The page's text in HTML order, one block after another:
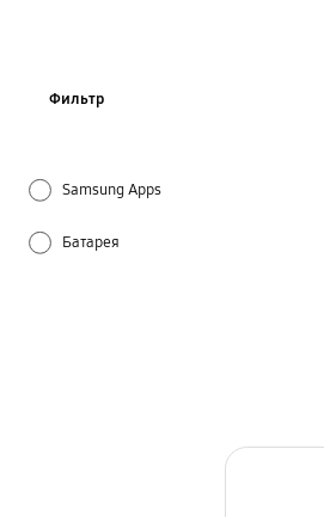
Фильтр
Samsung Apps
Батарея